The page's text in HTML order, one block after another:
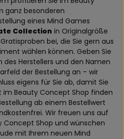
ganz besonderen
eines Mind Games
Collection in Originalgröße
bei, die Sie gern aus
wählen können. Geben Sie
Herstellers und den Namen
der Bestellung an – wir
eigens für Sie ab, damit Sie
im Beauty Concept Shop finden
ab einem Bestellwert
Wir freuen uns auf
Concept Shop und wünschen
mit Ihrem neuen Mind